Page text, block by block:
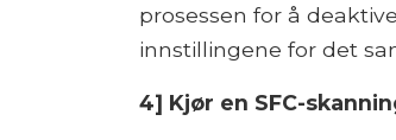
prosessen for å
innstillingene for det
4] Kjør en SFC-